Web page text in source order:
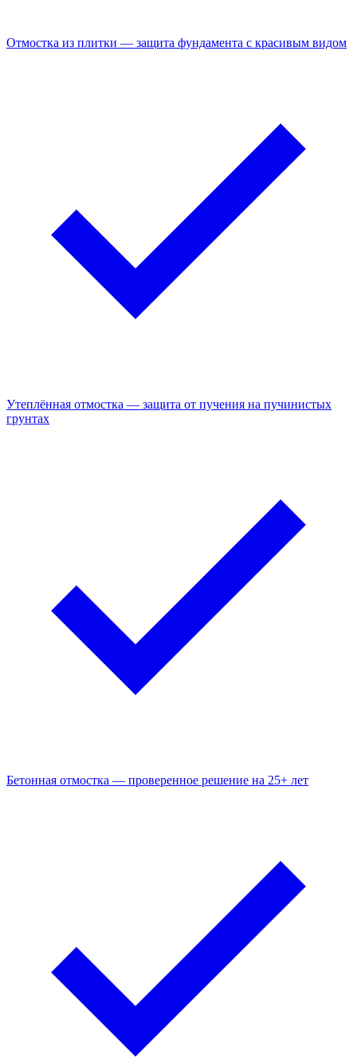
Отмостка из плитки — защита фундамента с красивым видом
Утеплённая отмостка — защита от пучения на пучинистых
грунтах
Бетонная отмостка — проверенное решение на 25+ лет